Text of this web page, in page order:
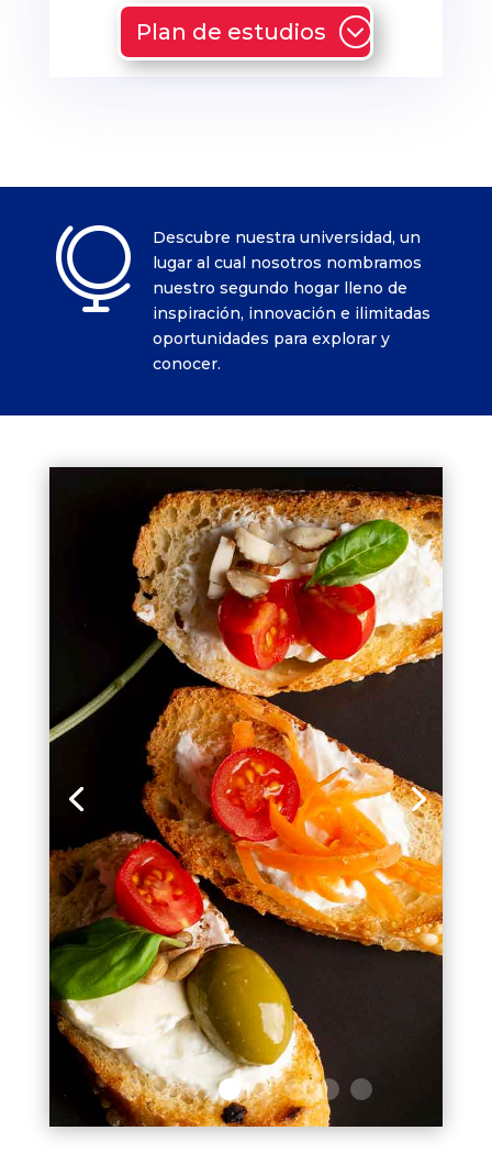
Plan de estudios

Descubre nuestra universidad, un
lugar al cual nosotros nombramos
nuestro segundo hogar lleno de
inspiración, innovación e ilimitadas
oportunidades para explorar y
conocer.